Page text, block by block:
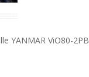
YANMAR ViO80-2PB